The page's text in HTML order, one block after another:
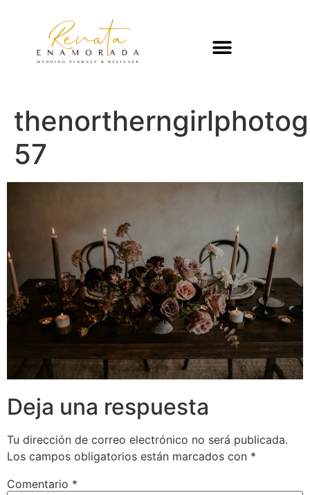
57
Deja una respuesta
Tu dirección de correo electrónico no será publicada.
Los campos obligatorios están marcados con *
Comentario *